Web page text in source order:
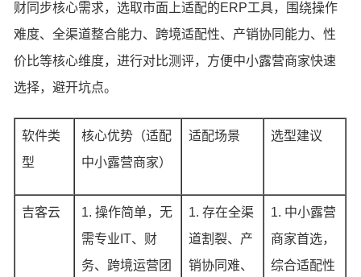
财同步核心需求，选取市面上适配的ERP工具，围绕操作
难度、全渠道整合能力、跨境适配性、产销协同能力、性
价比等核心维度，进行对比测评，方便中小露营商家快速
选择，避开坑点。
软件类
型
核心优势（适配
中小露营商家）
适配场景 选型建议
吉客云
1. 操作简单，无
需专业IT、财
务、跨境运营团
1. 存在全渠
道割裂、产
销协同难、
1. 中小露营
商家首选，
综合适配性